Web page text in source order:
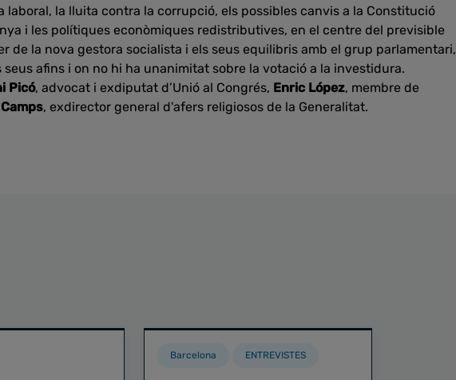
laboral, la lluita contra la corrupció, els possibles canvis a la Constitució
i les polítiques econòmiques redistributives, en el centre del previsible
de la nova gestora socialista i els seus equilibris amb el grup parlamentari,
afins i on no hi ha unanimitat sobre la votació a la investidura.
Picó, advocat i exdiputat d’Unió al Congrés, Enric López, membre de
, exdirector general d'afers religiosos de la Generalitat.
Barcelona ENTREVISTES